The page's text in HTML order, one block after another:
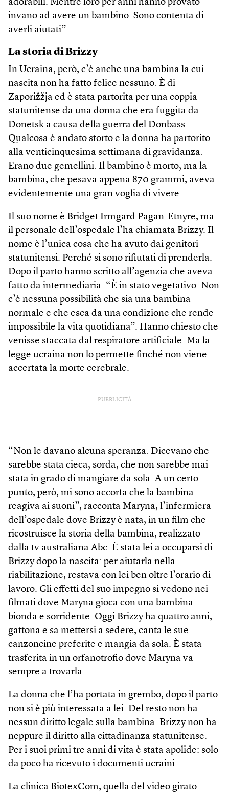
adorabili. Mentre loro per anni hanno provato
invano ad avere un bambino. Sono contenta di
averli aiutati”.
La storia di Brizzy
In Ucraina, però, c’è anche una bambina la cui
nascita non ha fatto felice nessuno. È di
Zaporižžja ed è stata partorita per una coppia
statunitense da una donna che era fuggita da
Donetsk a causa della guerra del Donbass.
Qualcosa è andato storto e la donna ha partorito
alla venticinquesima settimana di gravidanza.
Erano due gemellini. Il bambino è morto, ma la
bambina, che pesava appena 870 grammi, aveva
evidentemente una gran voglia di vivere.
Il suo nome è Bridget Irmgard Pagan-Etnyre, ma
il personale dell’ospedale l’ha chiamata Brizzy. Il
nome è l’unica cosa che ha avuto dai genitori
statunitensi. Perché si sono rifiutati di prenderla.
Dopo il parto hanno scritto all’agenzia che aveva
fatto da intermediaria: “È in stato vegetativo. Non
c’è nessuna possibilità che sia una bambina
normale e che esca da una condizione che rende
impossibile la vita quotidiana”. Hanno chiesto che
venisse staccata dal respiratore artificiale. Ma la
legge ucraina non lo permette finché non viene
accertata la morte cerebrale.
PUBBLICITÀ
“Non le davano alcuna speranza. Dicevano che
sarebbe stata cieca, sorda, che non sarebbe mai
stata in grado di mangiare da sola. A un certo
punto, però, mi sono accorta che la bambina
reagiva ai suoni”, racconta Maryna, l’infermiera
dell’ospedale dove Brizzy è nata, in un film che
ricostruisce la storia della bambina, realizzato
dalla tv australiana Abc. È stata lei a occuparsi di
Brizzy dopo la nascita: per aiutarla nella
riabilitazione, restava con lei ben oltre l’orario di
lavoro. Gli effetti del suo impegno si vedono nei
filmati dove Maryna gioca con una bambina
bionda e sorridente. Oggi Brizzy ha quattro anni,
gattona e sa mettersi a sedere, canta le sue
canzoncine preferite e mangia da sola. È stata
trasferita in un orfanotrofio dove Maryna va
sempre a trovarla.
La donna che l’ha portata in grembo, dopo il parto
non si è più interessata a lei. Del resto non ha
nessun diritto legale sulla bambina. Brizzy non ha
neppure il diritto alla cittadinanza statunitense.
Per i suoi primi tre anni di vita è stata apolide: solo
da poco ha ricevuto i documenti ucraini.
La clinica BiotexCom, quella del video girato